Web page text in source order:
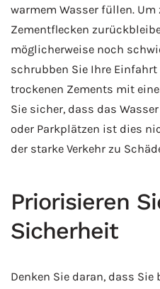
warmem Wasser füllen. Um
Zementflecken
möglicherweise noch
schrubben Sie Ihre
trockenen Zements mit
Sie sicher, dass das
oder Parkplätzen ist dies
der starke Verkehr zu
Priorisieren
Sicherheit
Denken Sie daran, dass